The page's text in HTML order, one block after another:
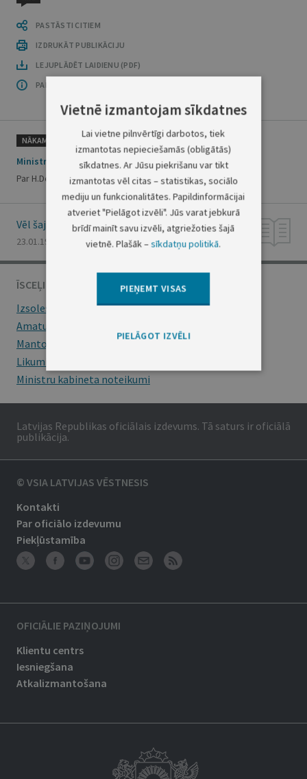
PASTĀSTI CITIEM
IZDRUKĀT PUBLIKĀCIJU
LEJUPLĀDĒT LAIDIENU (PDF)
PAR OFICIĀLO IZDEVUMU
NĀKAMAIS
Ministru prezidenta rīkojums Nr.21
Par H.Demakovu
Vēl šajā numurā
23.01.1996., Nr. 11
ĪSCEĻI
Izsoles
Amatu konkursi
Mantojumu ziņas
Likumi
Ministru kabineta noteikumi
Latvijas Republikas oficiālais izdevums. Tā saturs ir oficiālā
publikācija.
© VSIA LATVIJAS VĒSTNESIS
Kontakti
Par oficiālo izdevumu
Piekļūstamība
OFICIĀLIE PAZIŅOJUMI
Klientu centrs
Iesniegšana
Atkalizmantošana
Vietnē izmantojam sīkdatnes
Lai vietne pilnvērtīgi darbotos, tiek
izmantotas nepieciešamās (obligātās)
sīkdatnes. Ar Jūsu piekrišanu var tikt
izmantotas vēl citas – statistikas, sociālo
mediju un funkcionalitātes. Papildinformācijai
atveriet "Pielāgot izvēli". Jūs varat jebkurā
brīdī mainīt savu izvēli, atgriežoties šajā
vietnē. Plašāk –sīkdatņu politikā.
PIEŅEMT VISAS
PIELĀGOT IZVĒLI